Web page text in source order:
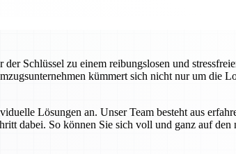
Schlüssel zu einem reibungslosen und
kümmert sich nicht nur um die
Lösungen an. Unser Team besteht aus
dabei. So können Sie sich voll und ganz auf den